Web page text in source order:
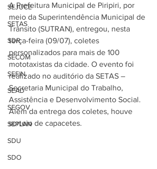
SEJUCE
SETAS
SDR
SECOM
SEFIN
SEAD
SEGOV
SEPLAN
SDU
SDO
A Prefeitura Municipal de Piripiri, por
meio da Superintendência Municipal de
Trânsito (SUTRAN), entregou, nesta
terça-feira (09/07), coletes
personalizados para mais de 100
mototaxistas da cidade. O evento foi
realizado no auditório da SETAS –
Secretaria Municipal do Trabalho,
Assistência e Desenvolvimento Social.
Além da entrega dos coletes, houve
sorteio de capacetes.